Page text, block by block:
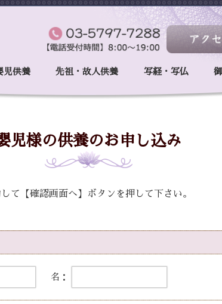
児供養 先祖・故人供養 写経・写仏
児様の供養のお申し込み
て【確認画面へ】ボタンを押して下さい。
名：